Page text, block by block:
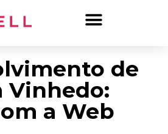
de
Vinhedo:
a Web